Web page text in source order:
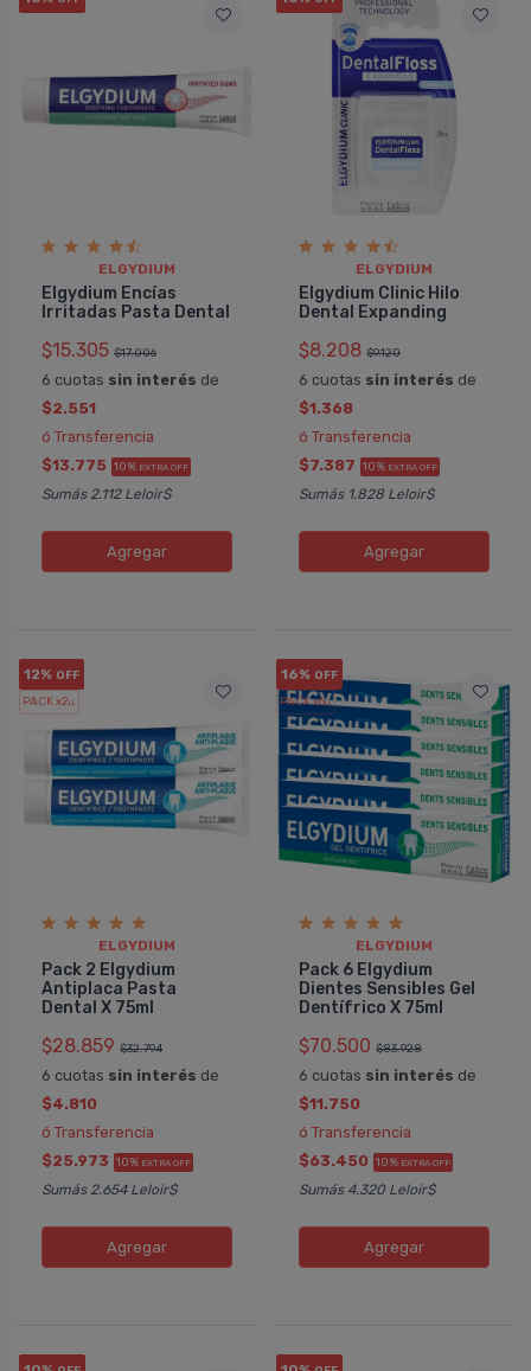
ELGYDIUM
Elgydium Encí­as
Irritadas Pasta Dental
$15.305 $17.006
6 cuotas sin interés de
$2.551
ó Transferencia
$13.775 10% EXTRA OFF
Sumás 2.112 Leloir$
Agregar
ELGYDIUM
Elgydium Clinic Hilo
Dental Expanding
$8.208 $9.120
6 cuotas sin interés de
$1.368
ó Transferencia
$7.387 10% EXTRA OFF
Sumás 1.828 Leloir$
Agregar
12% OFF
PACK x2u.
ELGYDIUM
Pack 2 Elgydium
Antiplaca Pasta
Dental X 75ml
$28.859 $32.794
6 cuotas sin interés de
$4.810
ó Transferencia
$25.973 10% EXTRA OFF
Sumás 2.654 Leloir$
Agregar
16% OFF
PACK x6u.
ELGYDIUM
Pack 6 Elgydium
Dientes Sensibles Gel
Dentí­frico X 75ml
$70.500 $83.928
6 cuotas sin interés de
$11.750
ó Transferencia
$63.450 10% EXTRA OFF
Sumás 4.320 Leloir$
Agregar